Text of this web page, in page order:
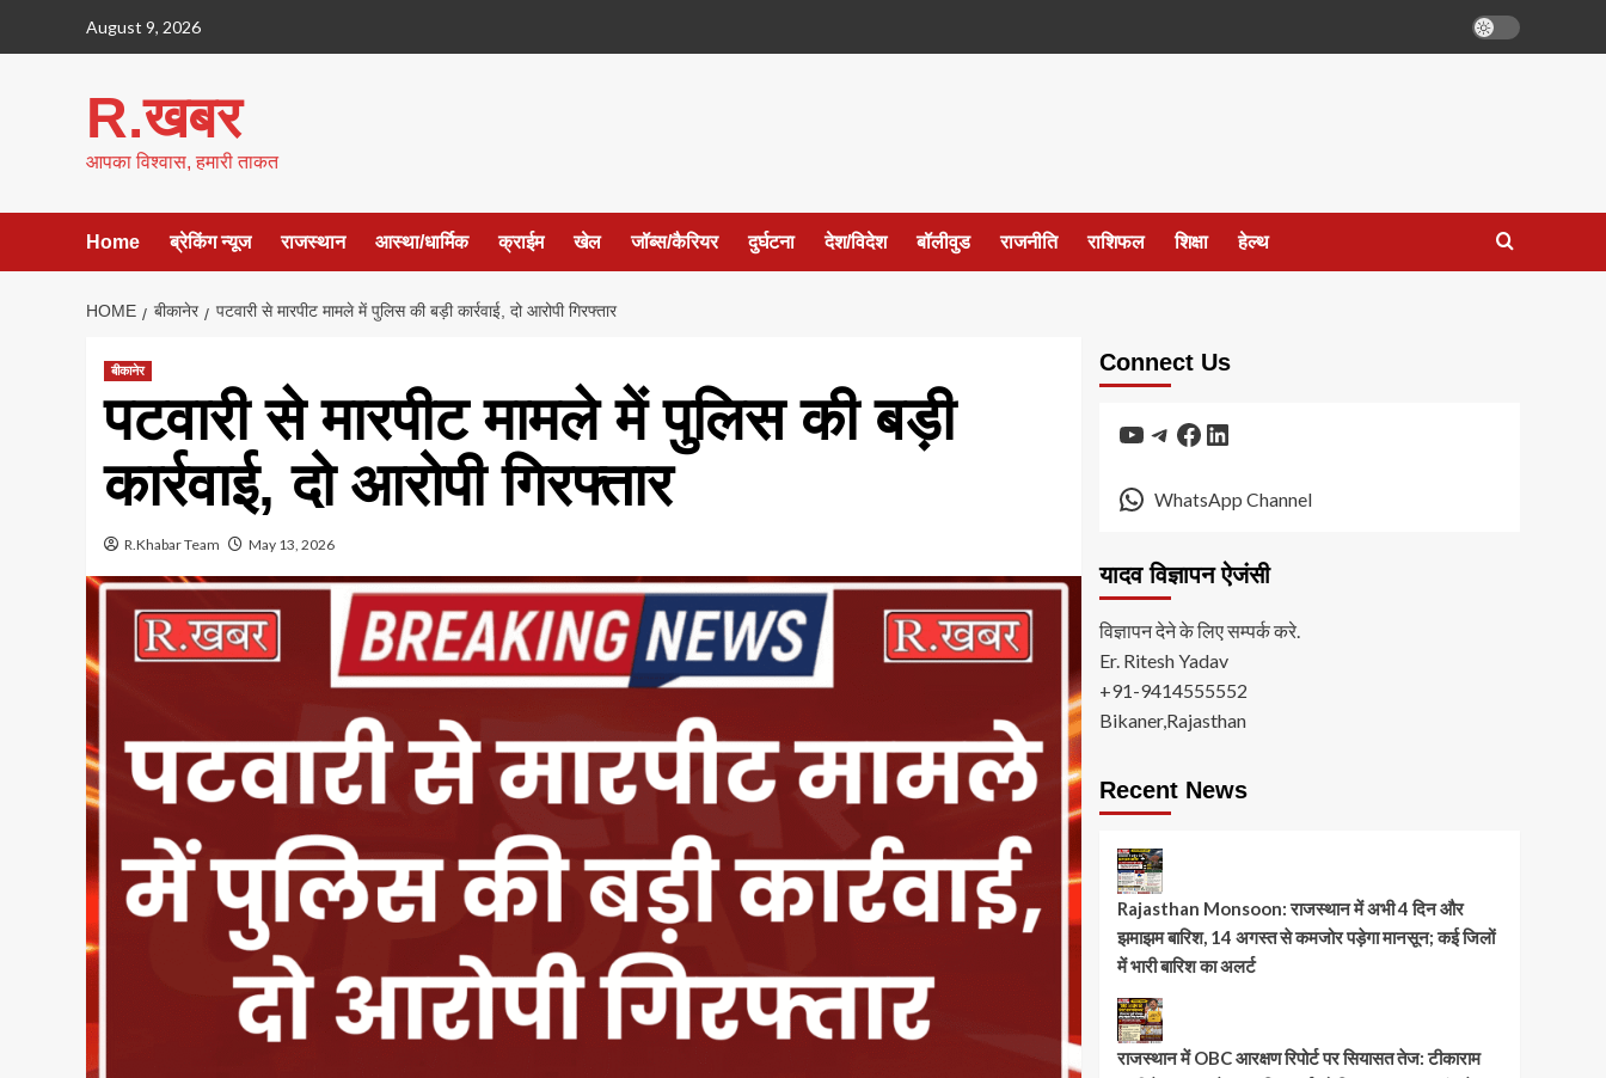
August 9, 2026
R.खबर
आपका विश्वास, हमारी ताकत
Home ब्रेकिंग न्यूज राजस्थान आस्था/धार्मिक क्राईम खेल जॉब्स/कैरियर दुर्घटना देश/विदेश बॉलीवुड राजनीति राशिफल शिक्षा हेल्थ
HOME बीकानेर पटवारी से मारपीट मामले में पुलिस की बड़ी कार्रवाई, दो आरोपी गिरफ्तार
बीकानेर
पटवारी से मारपीट मामले में पुलिस की बड़ी
कार्रवाई, दो आरोपी गिरफ्तार
R.Khabar Team May 13, 2026
Connect Us
YouTube
Telegram
Facebook
LinkedIn
WhatsApp Channel
यादव विज्ञापन ऐजंसी
विज्ञापन देने के लिए सम्पर्क करे.
Er. Ritesh Yadav
+91-9414555552
Bikaner,Rajasthan
Recent News
Rajasthan Monsoon: राजस्थान में अभी 4 दिन और
झमाझम बारिश, 14 अगस्त से कमजोर पड़ेगा मानसून; कई जिलों
में भारी बारिश का अलर्ट
राजस्थान में OBC आरक्षण रिपोर्ट पर सियासत तेज: टीकाराम